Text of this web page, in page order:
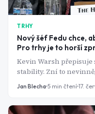
TRHY
Nový šéf Fedu chce,
Pro trhy je to horší
Kevin Warsh
stability. Zní to
dělá hádanku a hrozí
Jan Blecha 5 min čtení 17.